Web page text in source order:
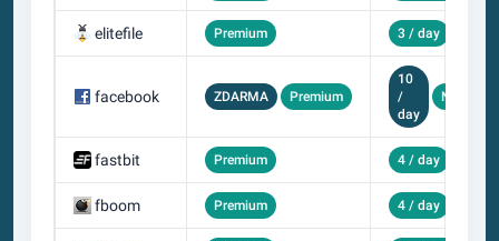
elitefile Premium 3 / day
facebook ZDARMA Premium
10
/
day
fastbit Premium 4 / day
fboom Premium 4 / day